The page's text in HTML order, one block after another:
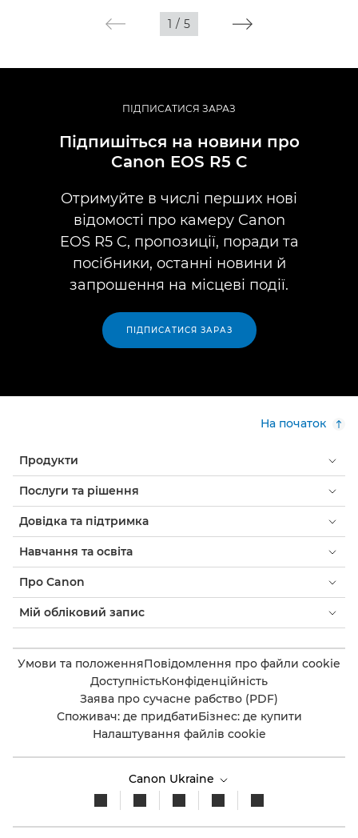
1 / 5
ПІДПИСАТИСЯ ЗАРАЗ
Підпишіться на новини про
Canon EOS R5 C
Отримуйте в числі перших нові
відомості про камеру Canon
EOS R5 C, пропозиції, поради та
посібники, останні новини й
запрошення на місцеві події.
ПІДПИСАТИСЯ ЗАРАЗ
На початок
Продукти
Послуги та рішення
Довідка та підтримка
Навчання та освіта
Про Canon
Мій обліковий запис
Умови та положенняПовідомлення про файли cookie
ДоступністьКонфіденційність
Заява про сучасне рабство (PDF)
Споживач: де придбатиБізнес: де купити
Налаштування файлів cookie
Canon Ukraine